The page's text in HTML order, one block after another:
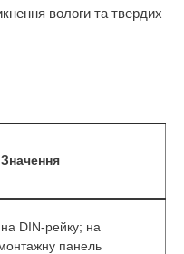
вологи та твердих
Значення
на DIN-рейку; на
панель